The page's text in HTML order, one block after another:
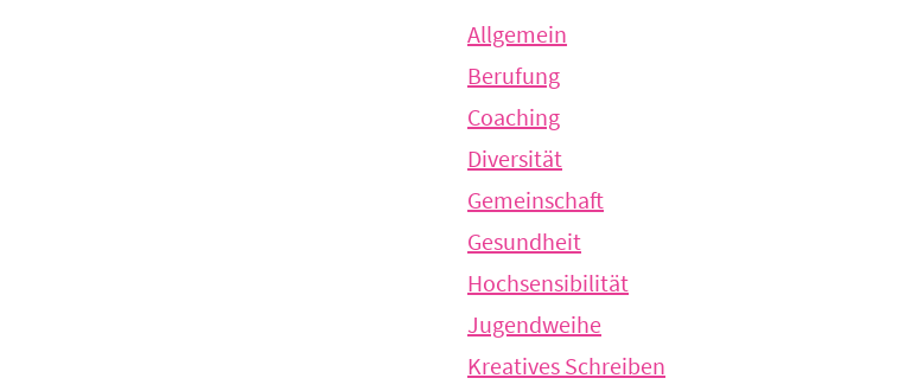
Allgemein
Berufung
Coaching
Diversität
Gemeinschaft
Gesundheit
Hochsensibilität
Jugendweihe
Kreatives Schreiben